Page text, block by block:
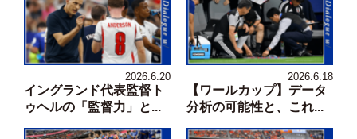
2026.6.20
イングランド代表監督ト
ゥヘルの「監督力」と...
2026.6.18
【ワールカップ】データ
分析の可能性と、これ...